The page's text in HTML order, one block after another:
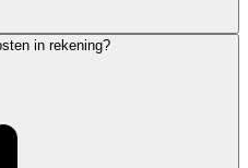
in rekening?